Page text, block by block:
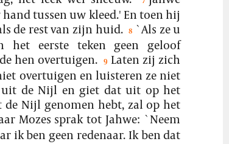
tussen uw kleed.' En toen hij
de rest van zijn huid. 8 `Als ze u
het eerste teken geen geloof
hen overtuigen.
9 Laten zij zich
overtuigen en luisteren ze niet
de Nijl en giet dat uit op het
Nijl genomen hebt, zal op het
Mozes sprak tot Jahwe: `Neem
ik ben geen redenaar. Ik ben dat